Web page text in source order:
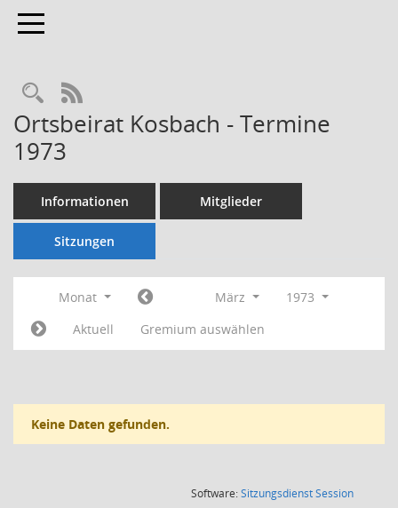
Toggle navigation
Rechercheauswahl
RSS-Feed
Ortsbeirat Kosbach - Termine
1973
Informationen Mitglieder
Sitzungen
Monat März
1973
Aktuell
Gremium auswählen
Keine Daten gefunden.
Software:SitzungsdienstSession(Wird in